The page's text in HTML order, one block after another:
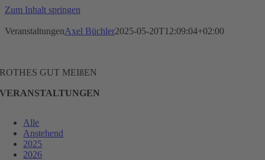
Zum Inhalt springen
VeranstaltungenAxel Büchler2025-05-20T12:09:04+02:00
ROTHES GUT MEIßEN
VERANSTALTUNGEN
Alle
Anstehend
2025
2026